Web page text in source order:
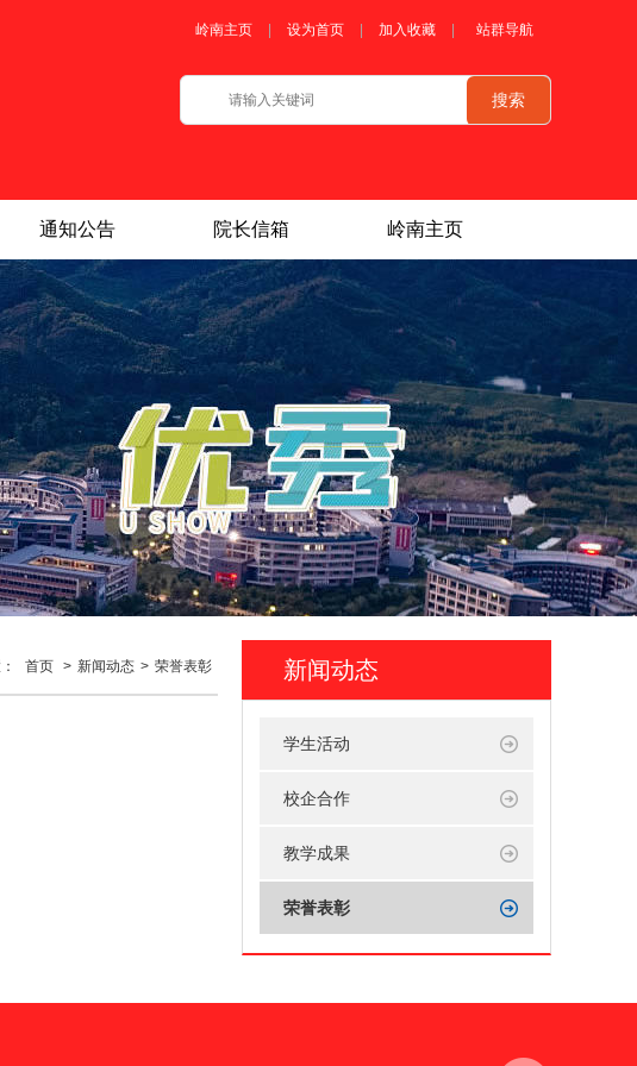
岭南主页 设为首页 加入收藏 站群导航
搜索
通知公告
院长信箱
岭南主页
新闻动态
学生活动
校企合作
教学成果
荣誉表彰
首页 > 新闻动态 > 荣誉表彰